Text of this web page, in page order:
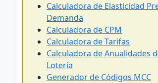
Calculadora de Elasticidad
Demanda
Calculadora de CPM
Calculadora de Tarifas
Calculadora de Anualidades
Lotería
Generador de Códigos MCC